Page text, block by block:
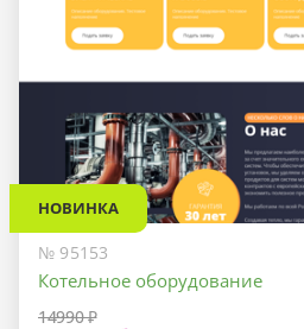
НОВИНКА
№ 95153
Котельное оборудование
14990 ₽